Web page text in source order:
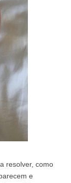
resolver, como
e